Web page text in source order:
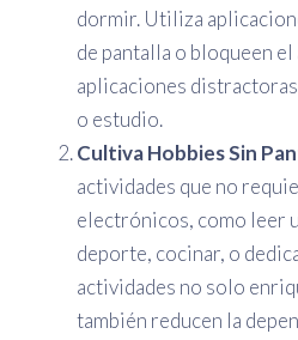
dormir. Utiliza
de pantalla o bloqueen
aplicaciones
o estudio.
Cultiva Hobbies Sin
actividades que no
electrónicos, como leer
deporte, cocinar, o
actividades no solo
también reducen la